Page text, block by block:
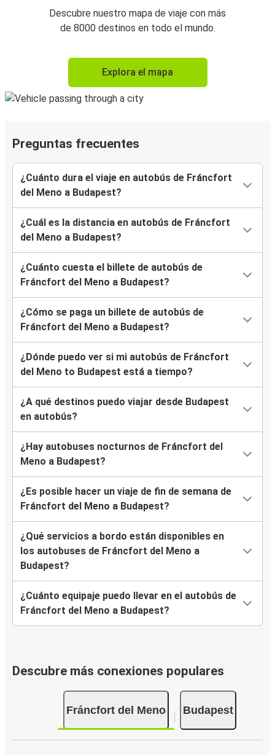
Descubre nuestro mapa de viaje con más
de 8000 destinos en todo el mundo.
Explora el mapa
Preguntas frecuentes
¿Cuánto dura el viaje en autobús de Fráncfort
del Meno a Budapest?
¿Cuál es la distancia en autobús de Fráncfort
del Meno a Budapest?
¿Cuánto cuesta el billete de autobús de
Fráncfort del Meno a Budapest?
¿Cómo se paga un billete de autobús de
Fráncfort del Meno a Budapest?
¿Dónde puedo ver si mi autobús de Fráncfort
del Meno to Budapest está a tiempo?
¿A qué destinos puedo viajar desde Budapest
en autobús?
¿Hay autobuses nocturnos de Fráncfort del
Meno a Budapest?
¿Es posible hacer un viaje de fin de semana de
Fráncfort del Meno a Budapest?
¿Qué servicios a bordo están disponibles en
los autobuses de Fráncfort del Meno a
Budapest?
¿Cuánto equipaje puedo llevar en el autobús de
Fráncfort del Meno a Budapest?
Descubre más conexiones populares
Fráncfort del Meno Budapest